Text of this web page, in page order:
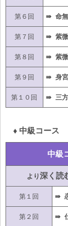
第６回 ⇛ 命無
第７回 ⇛ 紫微
第８回 ⇛ 紫微
第９回 ⇛ 身宮
第１０回 ⇛ 三方
♦ 中級コース
中級
より深く読
第１回 ⇛
第２回 ⇛